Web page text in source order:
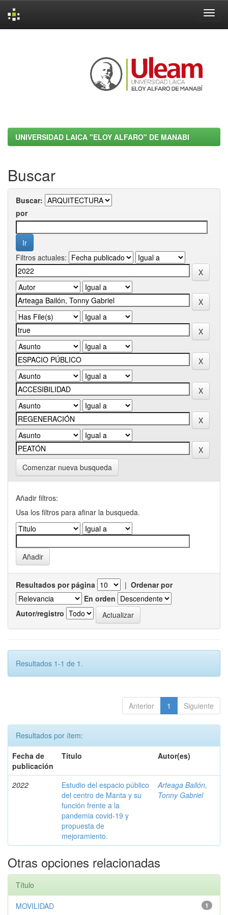
UNIVERSIDAD LAICA "ELOY ALFARO" DE MANABI
Buscar
Buscar:
por
Filtros actuales:
Comenzar nueva busqueda
Añadir filtros:
Usa los filtros para afinar la busqueda.
Resultados por página | Ordenar por
En orden
Autor/registro
Resultados 1-1 de 1.
Anterior 1 Siguiente
Resultados por ítem:
Fecha de
publicación
Título Autor(es)
2022
Estudio del espacio público
del centro de Manta y su
función frente a la
pandemia covid-19 y
propuesta de
mejoramiento.
Arteaga Bailón,
Tonny Gabriel
Otras opciones relacionadas
Título
1
MOVILIDAD